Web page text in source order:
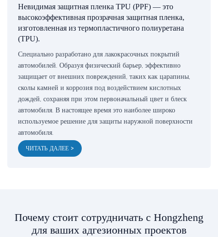
Невидимая защитная пленка TPU (PPF) — это
высокоэффективная прозрачная защитная пленка,
изготовленная из термопластичного полиуретана
(TPU).
Специально разработано для лакокрасочных покрытий
автомобилей. Образуя физический барьер, эффективно
защищает от внешних повреждений, таких как царапины,
сколы камней и коррозия под воздействием кислотных
дождей, сохраняя при этом первоначальный цвет и блеск
автомобиля. В настоящее время это наиболее широко
используемое решение для защиты наружной поверхности
автомобиля.
ЧИТАТЬ ДАЛЕЕ >
Почему стоит сотрудничать с Hongzheng
для ваших адгезионных проектов